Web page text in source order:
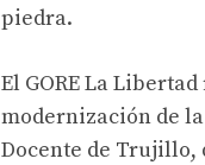
piedra.
El GORE La
modernización de
Docente de Trujillo,